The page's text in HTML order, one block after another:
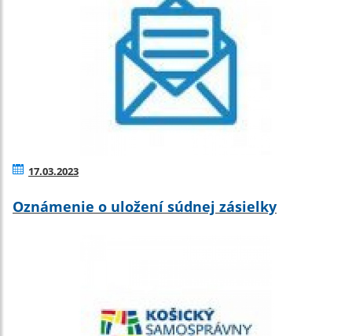
17.03.2023
Oznámenie o uložení súdnej zásielky